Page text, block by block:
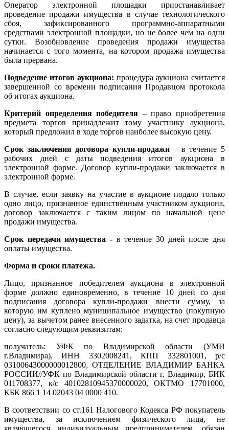
Оператор электронной площадки приостанавливает
проведение продажи имущества в случае технологического
сбоя, зафиксированного программно-аппаратными
средствами электронной площадки, но не более чем на одни
сутки. Возобновление проведения продажи имущества
начинается с того момента, на котором продажа имущества
была прервана.
Подведение итогов аукциона: процедура аукциона считается
завершенной со времени подписания Продавцом протокола
об итогах аукциона.
Критерий определения победителя – право приобретения
предмета торгов принадлежит тому участнику аукциона,
который предложил в ходе торгов наиболее высокую цену.
Срок заключения договора купли-продажи– в течение 5
рабочих дней с даты подведения итогов аукциона в
электронной форме. Договор купли-продажи заключается в
электронной форме.
В случае, если заявку на участие в аукционе подало только
одно лицо, признанное единственным участником аукциона,
договор заключается с таким лицом по начальной цене
продажи имущества.
Срок передачи имущества - в течение 30 дней после дня
оплаты имущества.
Форма и сроки платежа.
Лицо, признанное победителем аукциона в электронной
форме должно единовременно, в течение 10 дней со дня
подписания договора купли-продажи внести сумму, за
которую им куплено муниципальное имущество (покупную
цену), за вычетом ранее внесенного задатка, на счет продавца
согласно следующим реквизитам:
получатель: УФК по Владимирской области (УМИ
г.Владимира), ИНН 3302008241, КПП 332801001, р/с
03100643000000012800, ОТДЕЛЕНИЕ ВЛАДИМИР БАНКА
РОССИИ//УФК по Владимирской области г. Владимир, БИК
011708377, к/с 40102810945370000020, ОКТМО 17701000,
КБК 866 1 14 02043 04 0000 410.
В соответствии со ст.161 Налогового Кодекса РФ покупатель
имущества, за исключением физического лица, не